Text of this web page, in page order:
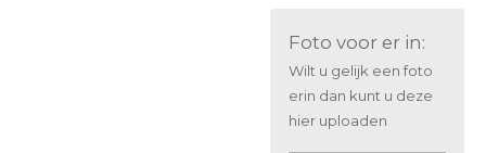
Foto voor er in:
Wilt u gelijk een foto
erin dan kunt u deze
hier uploaden